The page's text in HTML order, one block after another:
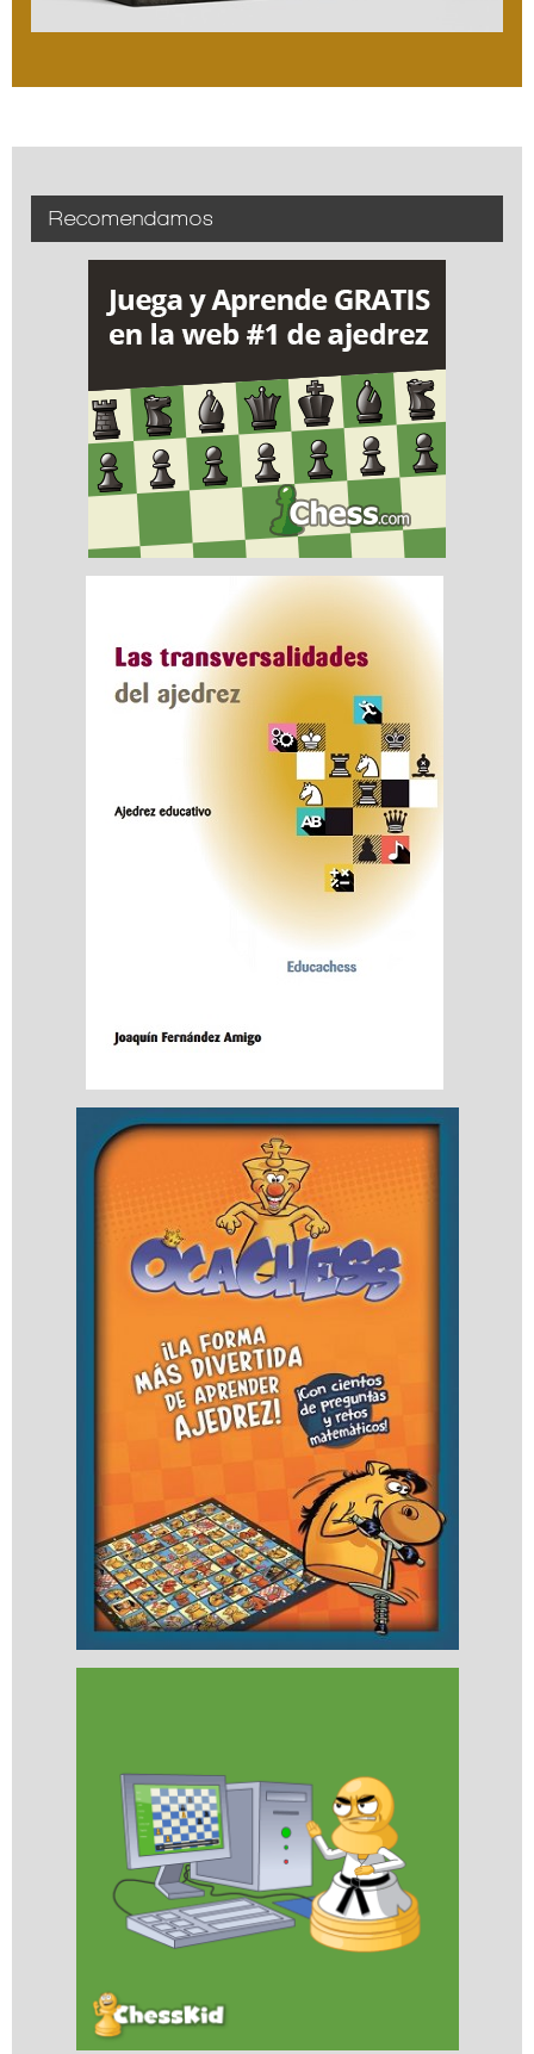
Recomendamos